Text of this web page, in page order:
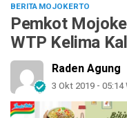
BERITA MOJOKERTO
Pemkot
WTP Kelima
Raden Agung
3 Okt 2019 - 05:14